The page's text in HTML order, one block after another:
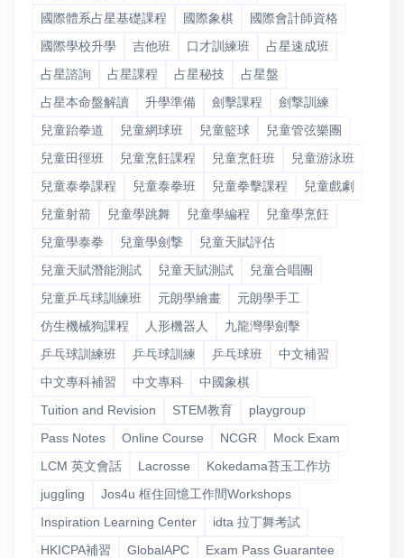
國際體系占星基礎課程
國際象棋
國際會計師資格
國際學校升學
吉他班 口才訓練班
占星速成班
占星諮詢
占星課程 占星秘技
占星盤
占星本命盤解讀
升學準備 劍擊課程
劍撃訓練
兒童跆拳道
兒童網球班 兒童籃球
兒童管弦樂團
兒童田徑班
兒童烹飪課程 兒童烹飪班
兒童游泳班
兒童泰拳課程
兒童泰拳班 兒童拳擊課程
兒童戲劇
兒童射箭
兒童學跳舞 兒童學編程
兒童學烹飪
兒童學泰拳
兒童學劍撃
兒童天賦評估
兒童天賦潛能測試
兒童天賦測試
兒童合唱團
兒童乒乓球訓練班
元朗學繪畫
元朗學手工
仿生機械狗課程
人形機器人
九龍灣學劍擊
乒乓球訓練班
乒乓球訓練 乒乓球班
中文補習
中文專科補習
中文專科
中國象棋
Tuition and Revision
STEM教育
playgroup
Pass Notes
Online Course NCGR
Mock Exam
LCM 英文會話
Lacrosse
Kokedama苔玉工作坊
juggling
Jos4u 框住回憶工作間Workshops
Inspiration Learning Center
idta 拉丁舞考試
HKICPA補習
GlobalAPC
Exam Pass Guarantee